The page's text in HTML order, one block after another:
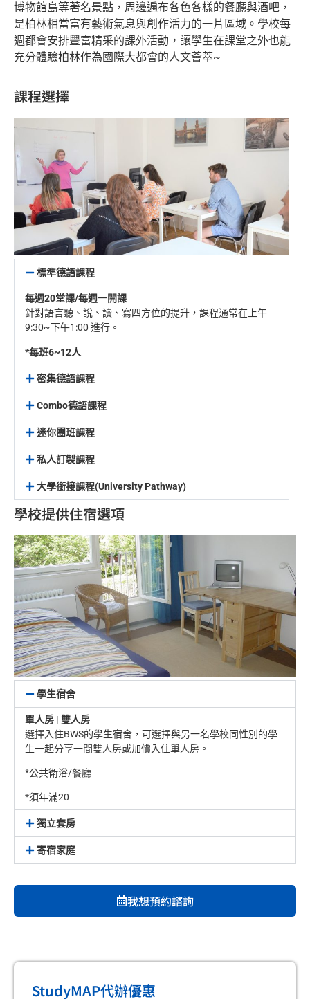
博物館島等著名景點，周邊遍布各色各樣的餐廳與酒吧，
是柏林相當富有藝術氣息與創作活力的一片區域。學校每
週都會安排豐富精采的課外活動，讓學生在課堂之外也能
充分體驗柏林作為國際大都會的人文薈萃~
課程選擇
標準德語課程
每週20堂課/每週一開課
針對語言聽、說、讀、寫四方位的提升，課程通常在上午
9:30~下午1:00 進行。
*每班6~12人
密集德語課程
Combo德語課程
迷你團班課程
私人訂製課程
大學銜接課程(University Pathway)
學校提供住宿選項
學生宿舍
單人房 | 雙人房
選擇入住BWS的學生宿舍，可選擇與另一名學校同性別的學
生一起分享一間雙人房或加價入住單人房。
*公共衛浴/餐廳
*須年滿20
獨立套房
寄宿家庭
我想預約諮詢
StudyMAP代辦優惠